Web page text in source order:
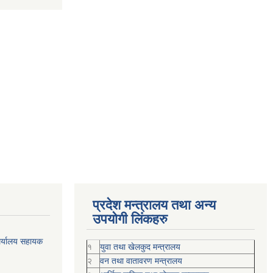
सहायक
प्रदेश मन्त्रालय तथा अन्य
उपयोगी लिंकहरु
१
युवा तथा खेलकुद मन्त्रालय
२
वन तथा वातावरण मन्त्रालय